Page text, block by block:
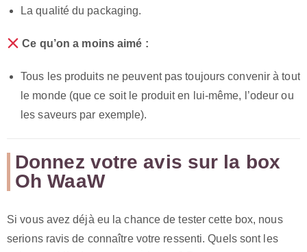
La qualité du packaging.
Ce qu’on a moins aimé :
Tous les produits ne peuvent pas toujours convenir à tout
le monde (que ce soit le produit en lui-même, l’odeur ou
les saveurs par exemple).
Donnez votre avis sur la box
Oh WaaW
Si vous avez déjà eu la chance de tester cette box, nous
serions ravis de connaître votre ressenti. Quels sont les